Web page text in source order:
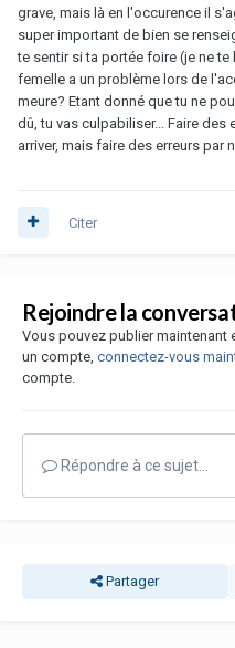
grave, mais là en l'occurence il
super important de bien se
te sentir si ta portée foire (je ne
femelle a un problème lors de
meure? Etant donné que tu ne
dû, tu vas culpabiliser... Faire
arriver, mais faire des erreurs
Citer
Rejoindre la
Vous pouvez publier maintenant
un compte, connectez-vous
compte.
Répondre à ce sujet…
Partager